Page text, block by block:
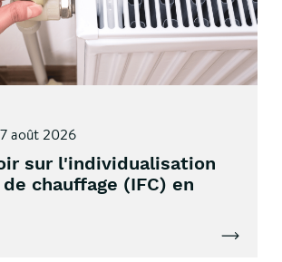
août 2026
sur l'individualisation
chauffage (IFC) en
Lire